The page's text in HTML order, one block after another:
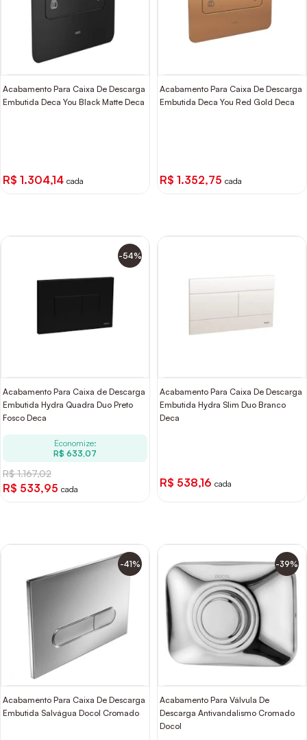
Acabamento Para Caixa De Descarga
Embutida Deca You Black Matte Deca
R$ 1.304,14 cada
Acabamento Para Caixa De Descarga
Embutida Deca You Red Gold Deca
R$ 1.352,75 cada
-54%
Acabamento Para Caixa de Descarga
Embutida Hydra Quadra Duo Preto
Fosco Deca
Economize:
R$ 633,07
R$ 1.167,02
R$ 533,95 cada
Acabamento Para Caixa De Descarga
Embutida Hydra Slim Duo Branco
Deca
R$ 538,16 cada
-41%
Acabamento Para Caixa De Descarga
Embutida Salvágua Docol Cromado
-39%
Acabamento Para Válvula De
Descarga Antivandalismo Cromado
Docol